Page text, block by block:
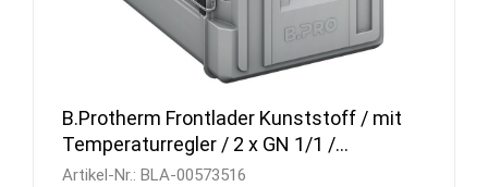
B.Protherm Frontlader Kunststoff / mit
Temperaturregler / 2 x GN 1/1 /
Flügeltür
Artikel-Nr.: BLA-00573516